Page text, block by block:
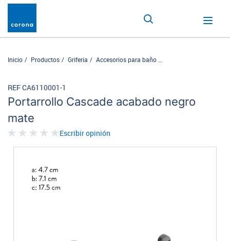
Inicio Productos Griferia Accesorios para baño
Portarrollo Cascade acabado negro
mate
REF CA6110001-1
Escribir opinión